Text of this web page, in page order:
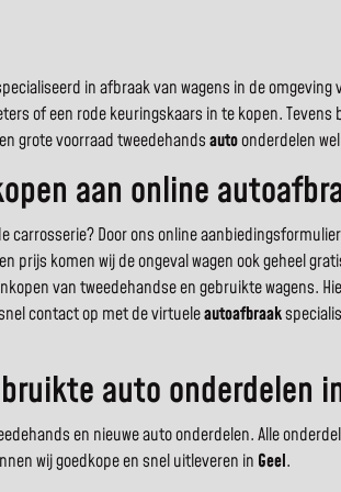
in afbraak van wagens in de
of een rode keuringskaars in te kopen.
grote voorraad tweedehandsautoonderdelen
aan online
Door ons online
prijs komen wij de ongeval wagen ook geheel
van tweedehandse en gebruikte wagens.
contact op met de virtueleautoafbraak
auto onderdelen
en nieuwe auto onderdelen. Alle
wij goedkope en snel uitleveren in Geel.